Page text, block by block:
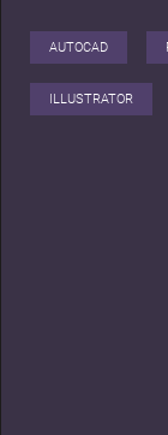
AUTOCAD
ILLUSTRATOR